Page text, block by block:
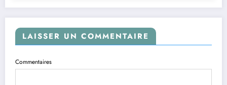
LAISSER UN COMMENTAIRE
Commentaires